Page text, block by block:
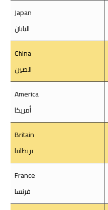
Japan
اليابان
China
الصين
America
أمريكا
Britain
بريطانيا
France
فرنسا